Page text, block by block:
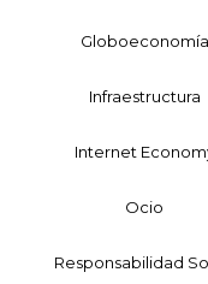
Globoeconomía
Infraestructura
Internet
Ocio
Responsabilidad